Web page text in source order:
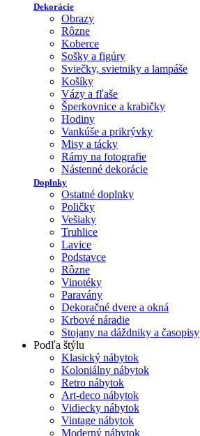
Dekorácie
Obrazy
Rôzne
Koberce
Sošky a figúry
Sviečky, svietniky a lampáše
Košíky
Vázy a fľaše
Šperkovnice a krabičky
Hodiny
Vankúše a prikrývky
Misy a tácky
Rámy na fotografie
Nástenné dekorácie
Doplnky
Ostatné doplnky
Poličky
Vešiaky
Truhlice
Lavice
Podstavce
Rôzne
Vinotéky
Paravány
Dekoračné dvere a okná
Krbové náradie
Stojany na dáždniky a časopisy
Podľa štýlu
Klasický nábytok
Koloniálny nábytok
Retro nábytok
Art-deco nábytok
Vidiecky nábytok
Vintage nábytok
Moderný nábytok